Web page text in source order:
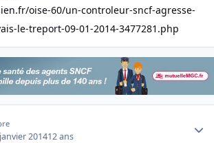
oise-60/un-controleur-sncf-agresse-
le-treport-09-01-2014-3477281.php
201412 ans